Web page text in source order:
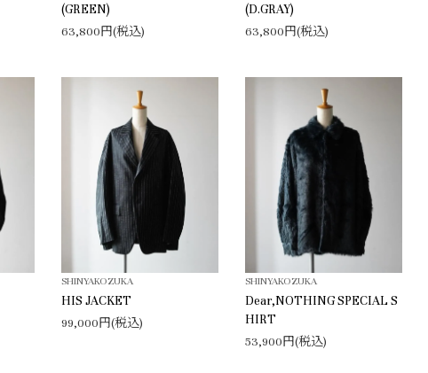
(GREEN)
63,800円(税込)
(D.GRAY)
63,800円(税込)
SHINYAKOZUKA
HIS JACKET
99,000円(税込)
SHINYAKOZUKA
Dear,NOTHING SPECIAL S
HIRT
53,900円(税込)